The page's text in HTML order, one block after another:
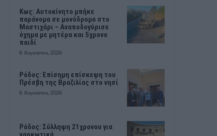
Kως: Αυτοκίνητο μπήκε
παράνομα σε μονόδρομο στο
Μαστιχάρι – Αναποδογύρισε
όχημα με μητέρα και 5χρονο
παιδί
6 Αυγούστου, 2026
Ρόδος: Επίσημη επίσκεψη του
Πρέσβη της Βραζιλίας στο νησί
6 Αυγούστου, 2026
Ρόδος: Σύλληψη 21χρονου για